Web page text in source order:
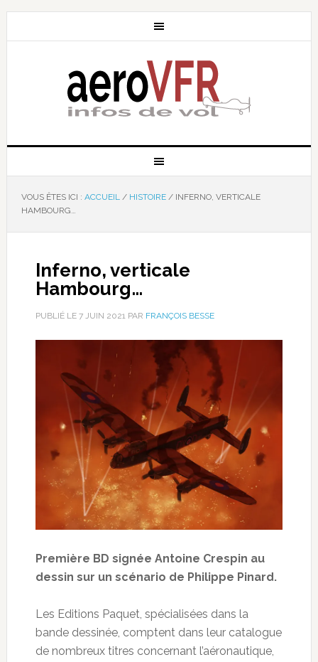
VOUS ÊTES ICI : ACCUEIL / HISTOIRE /INFERNO, VERTICALE
HAMBOURG…
Inferno, verticale
Hambourg…
PUBLIÉ LE 7 JUIN 2021PAR FRANÇOIS BESSE
Première BD signée Antoine Crespin au
dessin sur un scénario de Philippe Pinard.
Les Editions Paquet, spécialisées dans la
bande dessinée, comptent dans leur catalogue
de nombreux titres concernant l’aéronautique,